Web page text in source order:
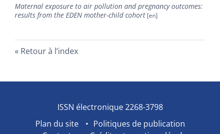
Maternal exposure to air pollution and pregnancy outcomes:
results from the EDEN mother-child cohort
Retour à l’index
ISSN électronique 2268-3798
Plan du site
Politiques de publication